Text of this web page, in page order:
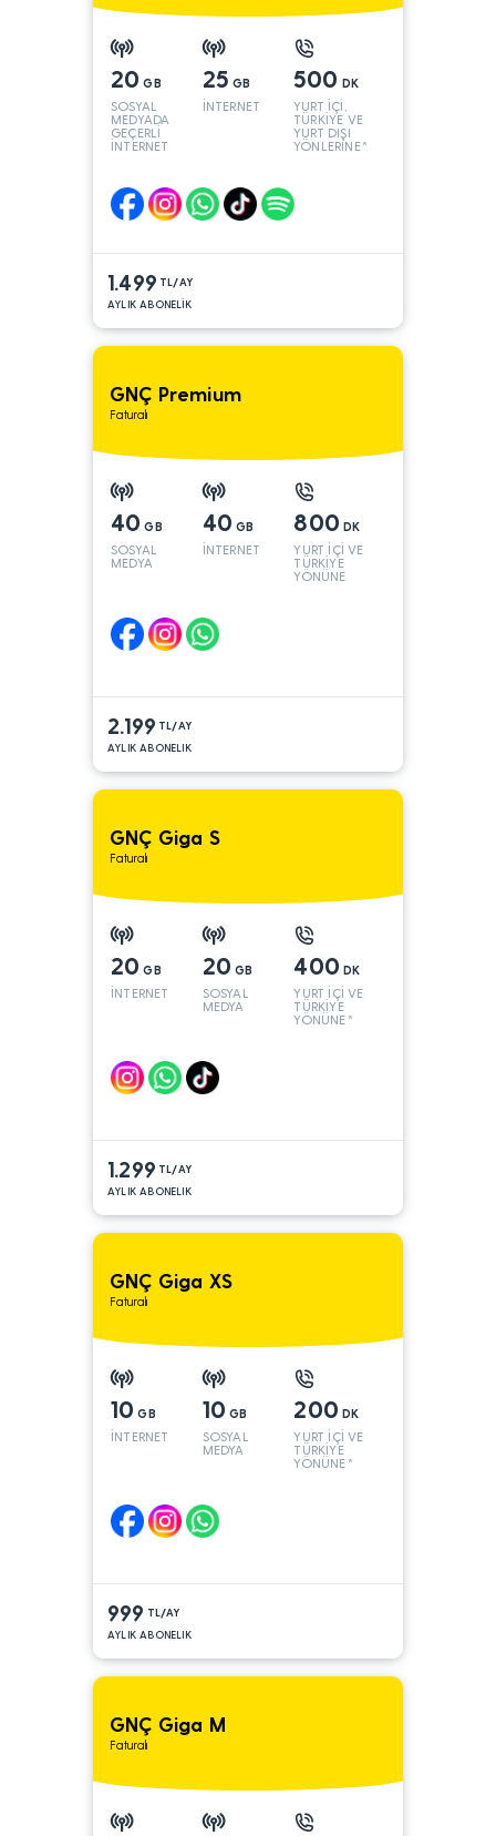
20 GB
SOSYAL
MEDYADA
GEÇERLİ
İNTERNET
25 GB
İNTERNET
500 DK
YURT İÇİ,
TÜRKİYE VE
YURT DIŞI
YÖNLERİNE*
1.499 TL/AY
AYLIK ABONELİK
GNÇ Premium
Faturalı
40 GB
SOSYAL
MEDYA
40 GB
İNTERNET
800 DK
YURT İÇİ VE
TÜRKİYE
YÖNÜNE
2.199 TL/AY
AYLIK ABONELIK
GNÇ Giga S
Faturalı
20 GB
İNTERNET
20 GB
SOSYAL
MEDYA
400 DK
YURT İÇİ VE
TÜRKİYE
YÖNÜNE*
1.299 TL/AY
AYLIK ABONELIK
GNÇ Giga XS
Faturalı
10 GB
İNTERNET
10 GB
SOSYAL
MEDYA
200 DK
YURT İÇİ VE
TÜRKİYE
YÖNÜNE*
999 TL/AY
AYLIK ABONELIK
GNÇ Giga M
Faturalı